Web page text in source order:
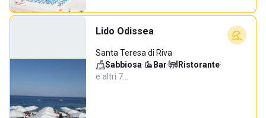
Lido Odissea
Santa Teresa di Riva
Sabbiosa· Bar· Ristorante·
e altri 7…